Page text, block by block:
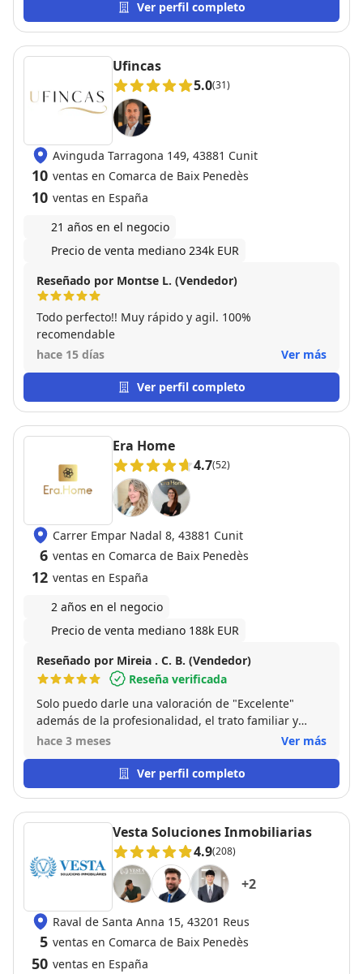
agencia que tenía a la venta nuestra propiedad pero
fué el único agente que traía visitas asiduamente
Jaume al 100% para vender vuestra casa
Ver perfil completo
Ufincas
5.0(31)
Avinguda Tarragona 149, 43881 Cunit
10 ventas en Comarca de Baix Penedès
10 ventas en España
21 años en el negocio
Precio de venta mediano 234k EUR
Reseñado por Montse L. (Vendedor)
Todo perfecto!! Muy rápido y agil. 100%
recomendable
hace 15 días
Ver más
Ver perfil completo
Era Home
4.7(52)
Carrer Empar Nadal 8, 43881 Cunit
6 ventas en Comarca de Baix Penedès
12 ventas en España
2 años en el negocio
Precio de venta mediano 188k EUR
Reseñado por Mireia . C. B. (Vendedor)
Reseña verificada
Solo puedo darle una valoración de "Excelente"
además de la profesionalidad, el trato familiar y
amable, la dedicación, asesoramiento y cuidado de
hace 3 meses Ver más
Ver perfil completo
Vesta Soluciones Inmobiliarias
4.9(208)
+2
Raval de Santa Anna 15, 43201 Reus
5 ventas en Comarca de Baix Penedès
50 ventas en España